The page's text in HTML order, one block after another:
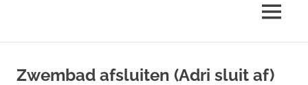
MENU
Zwembad afsluiten (Adri sluit af)